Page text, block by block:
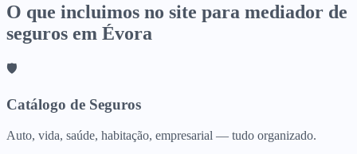
O que incluimos no site para mediador de
seguros em Évora
🛡️
Catálogo de Seguros
Auto, vida, saúde, habitação, empresarial — tudo organizado.